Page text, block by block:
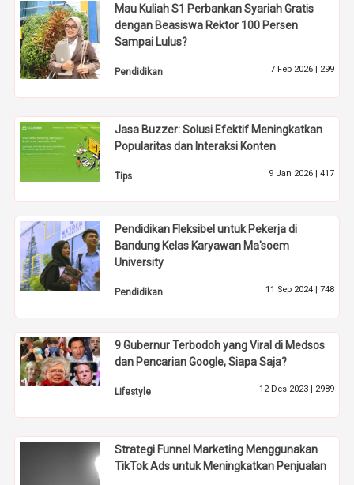
Mau Kuliah S1 Perbankan Syariah Gratis
dengan Beasiswa Rektor 100 Persen
Sampai Lulus?
Pendidikan 7 Feb 2026 | 299
Jasa Buzzer: Solusi Efektif Meningkatkan
Popularitas dan Interaksi Konten
Tips 9 Jan 2026 | 417
Pendidikan Fleksibel untuk Pekerja di
Bandung Kelas Karyawan Ma'soem
University
Pendidikan 11 Sep 2024 | 748
9 Gubernur Terbodoh yang Viral di Medsos
dan Pencarian Google, Siapa Saja?
Lifestyle 12 Des 2023 | 2989
Strategi Funnel Marketing Menggunakan
TikTok Ads untuk Meningkatkan Penjualan